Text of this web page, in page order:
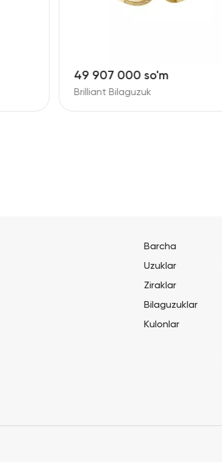
49 907 000 so'm
Brilliant Bilaguzuk
Barcha
Uzuklar
Ziraklar
Bilaguzuklar
Kulonlar